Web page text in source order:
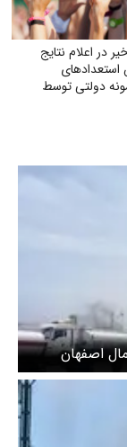
در اعلام نتایج
دولتی توسط
اصفهان